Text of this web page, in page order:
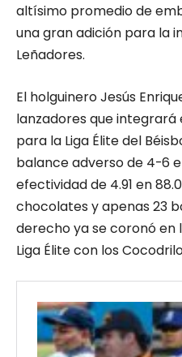
altísimo promedio de
una gran adición para la
Leñadores.
El holguinero Jesús
lanzadores que integrará
para la Liga Élite del
balance adverso de 4-6
efectividad de 4.91 en
chocolates y apenas 23
derecho ya se coronó en
Liga Élite con los